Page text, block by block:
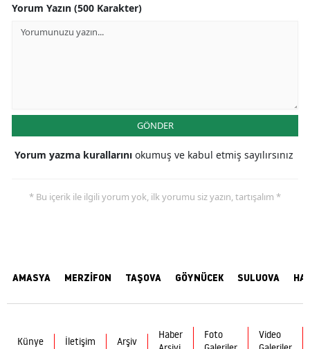
Yorum Yazın (500 Karakter)
GÖNDER
Yorum yazma kurallarını okumuş ve kabul etmiş sayılırsınız
* Bu içerik ile ilgili yorum yok, ilk yorumu siz yazın, tartışalım *
AMASYA MERZİFON TAŞOVA GÖYNÜCEK SULUOVA
Künye İletişim Arşiv
Haber
Foto
Video